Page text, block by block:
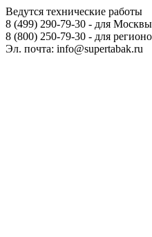
Ведутся технические работы
8 (499) 290-79-30 - для
8 (800) 250-79-30 - для
Эл. почта: info@supertabak.ru